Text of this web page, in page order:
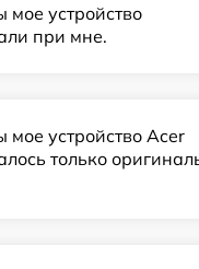
мое устройство
при мне.
мое устройство Acer
только